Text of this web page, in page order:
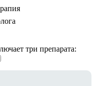
три препарата: